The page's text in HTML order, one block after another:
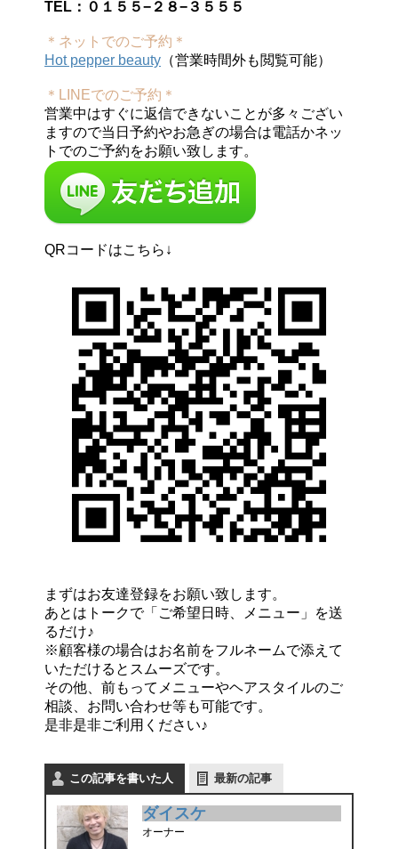
TEL：０１５５−２８−３５５５
＊ネットでのご予約＊
Hot pepper beauty （営業時間外も閲覧可能）
＊LINEでのご予約＊
営業中はすぐに返信できないことが多々ござい
ますので当日予約やお急ぎの場合は電話かネッ
トでのご予約をお願い致します。
QRコードはこちら↓
まずはお友達登録をお願い致します。
あとはトークで「ご希望日時、メニュー」を送
るだけ♪
※顧客様の場合はお名前をフルネームで添えて
いただけるとスムーズです。
その他、前もってメニューやヘアスタイルのご
相談、お問い合わせ等も可能です。
是非是非ご利用ください♪
この記事を書いた人 最新の記事
ダイスケ
オーナー